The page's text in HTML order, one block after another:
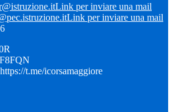
Link per inviare una mail
Link per inviare una mail
t.me/icorsamaggiore